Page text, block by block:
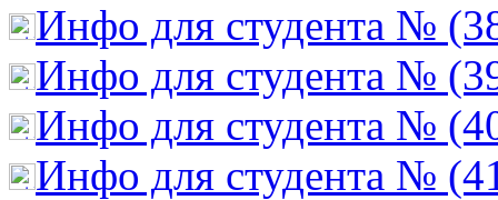
Инфо для студента №
Инфо для студента №
Инфо для студента №
Инфо для студента №